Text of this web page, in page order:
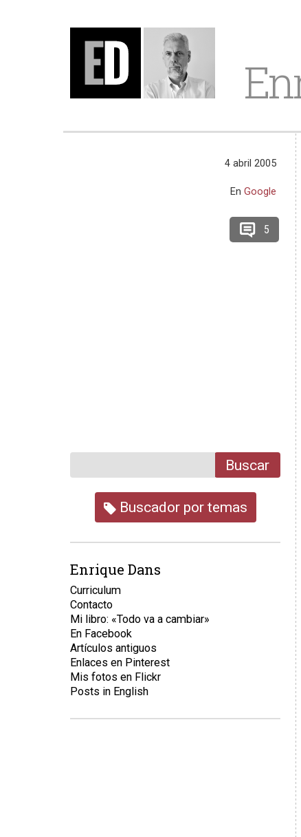
4 abril 2005
EnGoogle
5
Buscar
Buscador por temas
Enrique Dans
Curriculum
Contacto
Mi libro: «Todo va a cambiar»
En Facebook
Artículos antiguos
Enlaces en Pinterest
Mis fotos en Flickr
Posts in English